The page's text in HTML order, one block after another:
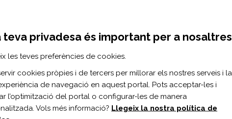
M, Harnett A, Teasell R.
n. 3
nre220279
normal pressure hydrocephalus using
study.
Y, Fujita G, Okuyama Y, Kobayashi K, Abo M.
teva privadesa és important per a nosaltres
les teves preferències de cookies.
cookies pròpies i de tercers per millorar els nostres serveis i la
de navegació en aquest portal. Pots acceptar-les i
l’optimització del portal o configurar-les de manera
Vols més informació? Llegeix la nostra política de